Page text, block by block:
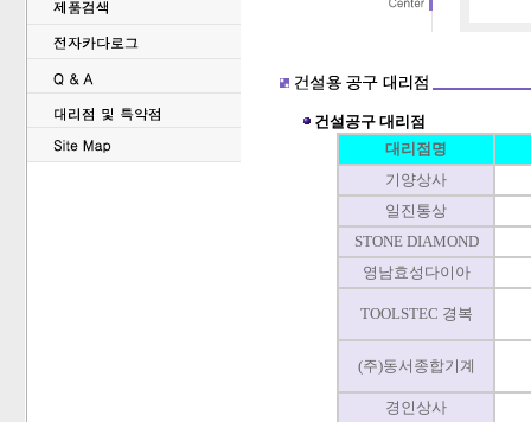
건설공구 대리점
대리점명
기양상사
일진통상
STONE DIAMOND
영남효성다이아
TOOLSTEC 경복
(주)동서종합기계
경인상사